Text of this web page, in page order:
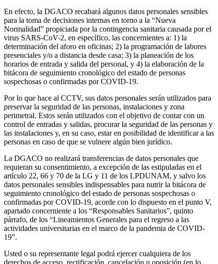
En efecto, la DGACO recabará algunos datos personales sensibles
para la toma de decisiones internas en torno a la “Nueva
Normalidad” propiciada por la contingencia sanitaria causada por el
virus SARS-CoV-2, en específico, las concernientes a: 1) la
determinación del aforo en oficinas; 2) la programación de labores
presenciales y/o a distancia desde casa; 3) la planeación de los
horarios de entrada y salida del personal, y 4) la elaboración de la
bitácora de seguimiento cronológico del estado de personas
sospechosas o confirmadas por COVID-19.
Por lo que hace al CCTV, sus datos personales serán utilizados para
preservar la seguridad de las personas, instalaciones y zona
perimetral. Estos serán utilizados con el objetivo de contar con un
control de entradas y salidas, procurar la seguridad de las personas y
las instalaciones y, en su caso, estar en posibilidad de identificar a las
personas en caso de que se vulnere algún bien jurídico.
La DGACO no realizará transferencias de datos personales que
requieran su consentimiento, a excepción de las estipuladas en el
artículo 22, 66 y 70 de la LG y 11 de los LPDUNAM, y salvo los
datos personales sensibles indispensables para nutrir la bitácora de
seguimiento cronológico del estado de personas sospechosas o
confirmadas por COVID-19, acorde con lo dispuesto en el punto V,
apartado concerniente a los “Responsables Sanitarios”, quinto
párrafo, de los “Lineamientos Generales para el regreso a las
actividades universitarias en el marco de la pandemia de COVID-
19”.
Usted o su representante legal podrá ejercer cualquiera de los